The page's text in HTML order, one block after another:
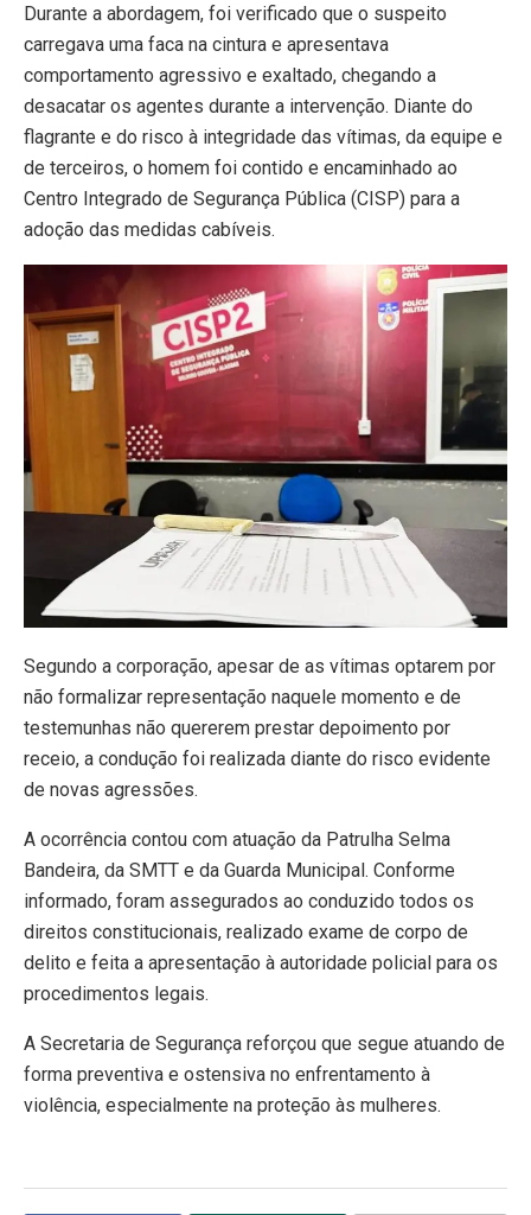
Durante a abordagem, foi verificado que o suspeito
carregava uma faca na cintura e apresentava
comportamento agressivo e exaltado, chegando a
desacatar os agentes durante a intervenção. Diante do
flagrante e do risco à integridade das vítimas, da equipe e
de terceiros, o homem foi contido e encaminhado ao
Centro Integrado de Segurança Pública (CISP) para a
adoção das medidas cabíveis.
Segundo a corporação, apesar de as vítimas optarem por
não formalizar representação naquele momento e de
testemunhas não quererem prestar depoimento por
receio, a condução foi realizada diante do risco evidente
de novas agressões.
A ocorrência contou com atuação da Patrulha Selma
Bandeira, da SMTT e da Guarda Municipal. Conforme
informado, foram assegurados ao conduzido todos os
direitos constitucionais, realizado exame de corpo de
delito e feita a apresentação à autoridade policial para os
procedimentos legais.
A Secretaria de Segurança reforçou que segue atuando de
forma preventiva e ostensiva no enfrentamento à
violência, especialmente na proteção às mulheres.